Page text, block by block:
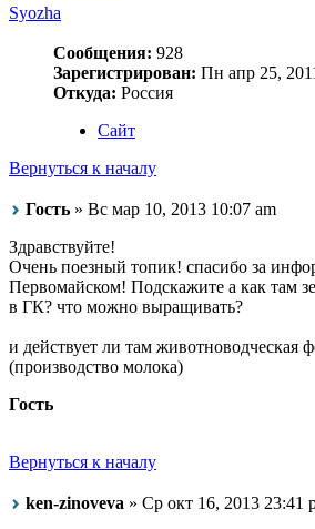
Syozha
Сообщения: 928
Зарегистрирован: Пн апр 25,
Откуда: Россия
Сайт
Вернуться к началу
Гость » Вс мар 10, 2013 10:07 am
Здравствуйте!
Очень поезный топик! спасибо за
Первомайском! Подскажите а как там
в ГК? что можно выращивать?
и действует ли там животноводческая
(производство молока)
Гость
Вернуться к началу
ken-zinoveva » Ср окт 16, 2013 23:41